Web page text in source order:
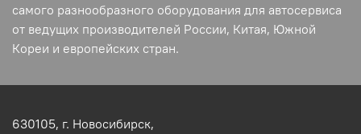
самого разнообразного оборудования для автосервиса
от ведущих производителей России, Китая, Южной
Кореи и европейских стран.
630105, г. Новосибирск,